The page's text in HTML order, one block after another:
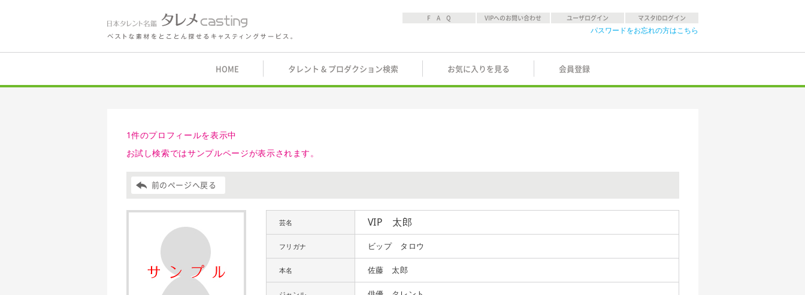
F A Q VIPへのお問い合わせ ユーザログイン マスタIDログイン
パスワードをお忘れの方はこちら
HOME タレント & プロダクション検索 お気に入りを見る 会員登録
1件のプロフィールを表示中
お試し検索ではサンプルページが表示されます。
前のページへ戻る
芸名 VIP 太郎
フリガナ ビップ タロウ
本名 佐藤 太郎